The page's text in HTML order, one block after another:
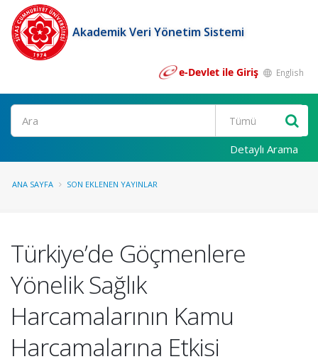
Akademik Veri Yönetim Sistemi
e-Devlet ile Giriş English
Ara
Detaylı Arama
ANA SAYFA SON EKLENEN YAYINLAR
Türkiye’de Göçmenlere
Yönelik Sağlık
Harcamalarının Kamu
Harcamalarına Etkisi